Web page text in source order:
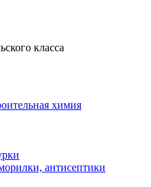
класса
химия
антисептики